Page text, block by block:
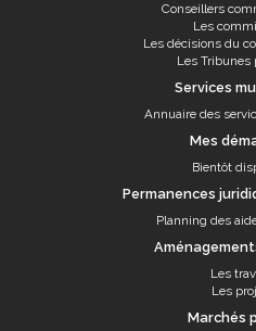
Conseillers
Les
Les décisions du
Les Tribunes
Services
Annuaire des
Mes
Bientôt
Permanences
Planning des
Les
Les
Marchés